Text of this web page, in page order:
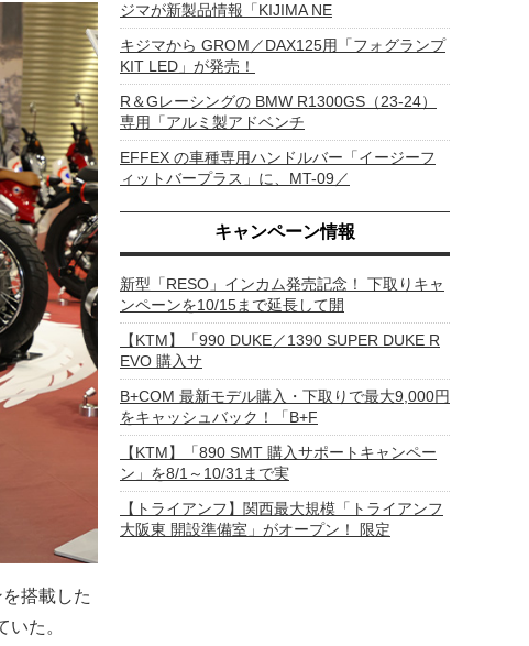
搭載した
た。
ジマが新製品情報「KIJIMA NE
キジマから GROM／DAX125用「フォグランプ
KIT LED」が発売！
R＆Gレーシングの BMW R1300GS（23-24）
専用「アルミ製アドベンチ
EFFEX の車種専用ハンドルバー「イージーフ
ィットバープラス」に、MT-09／
キャンペーン情報
新型「RESO」インカム発売記念！ 下取りキャ
ンペーンを10/15まで延長して開
【KTM】「990 DUKE／1390 SUPER DUKE R
EVO 購入サ
B+COM 最新モデル購入・下取りで最大9,000円
をキャッシュバック！「B+F
【KTM】「890 SMT 購入サポートキャンペー
ン」を8/1～10/31まで実
【トライアンフ】関西最大規模「トライアンフ
大阪東 開設準備室」がオープン！ 限定